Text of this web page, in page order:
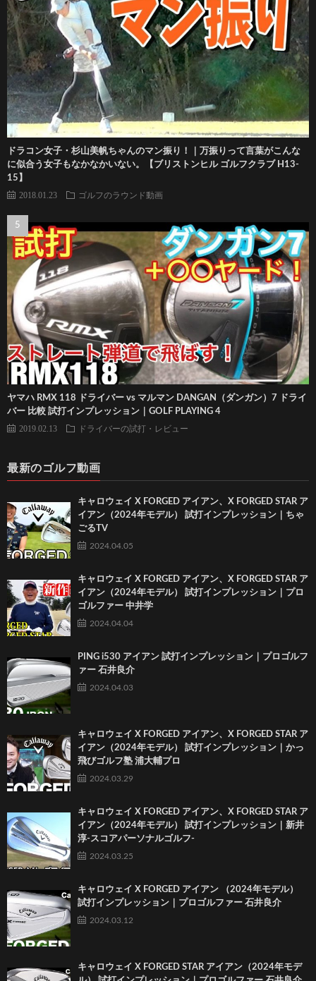
ドラコン女子・杉山美帆ちゃんのマン振り！｜万振りって言葉がこんな
に似合う女子もなかなかいない。【ブリストンヒル ゴルフクラブ H13-
15】
2018.01.23 ゴルフのラウンド動画
ヤマハ RMX 118 ドライバー vs マルマン DANGAN（ダンガン）7 ドライ
バー 比較 試打インプレッション｜GOLF PLAYING 4
2019.02.13 ドライバーの試打・レビュー
最新のゴルフ動画
キャロウェイ X FORGED アイアン、X FORGED STAR ア
イアン（2024年モデル） 試打インプレッション｜ちゃ
ごるTV
2024.04.05
キャロウェイ X FORGED アイアン、X FORGED STAR ア
イアン（2024年モデル） 試打インプレッション｜プロ
ゴルファー 中井学
2024.04.04
PING i530 アイアン 試打インプレッション｜プロゴルフ
ァー 石井良介
2024.04.03
キャロウェイ X FORGED アイアン、X FORGED STAR ア
イアン（2024年モデル） 試打インプレッション｜かっ
飛びゴルフ塾 浦大輔プロ
2024.03.29
キャロウェイ X FORGED アイアン、X FORGED STAR ア
イアン（2024年モデル） 試打インプレッション｜新井
淳-スコアパーソナルゴルフ-
2024.03.25
キャロウェイ X FORGED アイアン （2024年モデル）
試打インプレッション｜プロゴルファー 石井良介
2024.03.12
キャロウェイ X FORGED STAR アイアン（2024年モデ